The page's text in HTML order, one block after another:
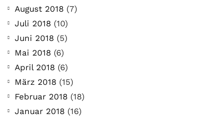
August 2018 (7)
Juli 2018 (10)
Juni 2018 (5)
Mai 2018 (6)
April 2018 (6)
März 2018 (15)
Februar 2018 (18)
Januar 2018 (16)